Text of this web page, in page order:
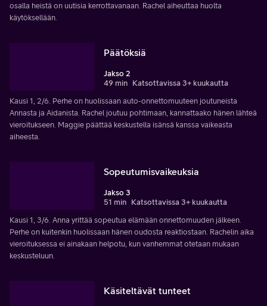
osalla heistä on uutisia kerrottavanaan. Rachel aiheuttaa huolta
käytöksellään.
Päätöksiä
Jakso 2
49 min Katsottavissa 3+ kuukautta
Kausi 1, 2/6. Perhe on huolissaan auto-onnettomuuteen joutuneista
Annasta ja Aidanista. Rachel joutuu pohtimaan, kannattaako hänen lähteä
vieroitukseen. Maggie päättää keskustella isänsä kanssa vaikeasta
aiheesta.
Sopeutumisvaikeuksia
Jakso 3
51 min Katsottavissa 3+ kuukautta
Kausi 1, 3/6. Anna yrittää sopeutua elämään onnettomuuden jälkeen.
Perhe on kuitenkin huolissaan hänen oudosta reaktiostaan. Rachelin aika
vieroituksessa ei ainakaan helpotu, kun vanhemmat otetaan mukaan
keskusteluun.
Käsiteltävät tunteet